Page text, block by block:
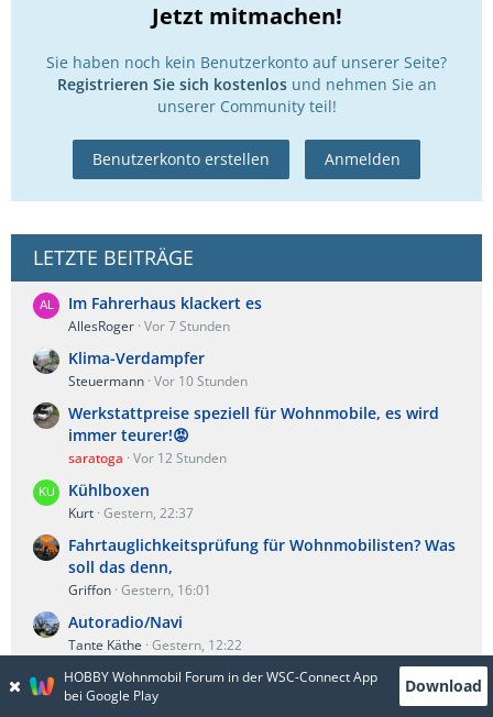
Jetzt mitmachen!
Sie haben noch kein Benutzerkonto auf unserer Seite?
Registrieren Sie sich kostenlosund nehmen Sie an
unserer Community teil!
Benutzerkonto erstellen Anmelden
LETZTE BEITRÄGE
Im Fahrerhaus klackert es
AllesRoger Vor 7 Stunden
Klima-Verdampfer
Steuermann Vor 10 Stunden
Werkstattpreise speziell für Wohnmobile, es wird
immer teurer!😡
saratoga Vor 12 Stunden
Kühlboxen
Kurt Gestern, 22:37
Fahrtauglichkeitsprüfung für Wohnmobilisten? Was
soll das denn,
Griffon Gestern, 16:01
Autoradio/Navi
Tante Käthe Gestern, 12:22
Hobby Drive 70GE Premium, Heckbeschriftung
Hobbit74 Gestern, 11:36
HOBBY Wohnmobil Forum in der WSC-Connect App
bei Google Play
Download